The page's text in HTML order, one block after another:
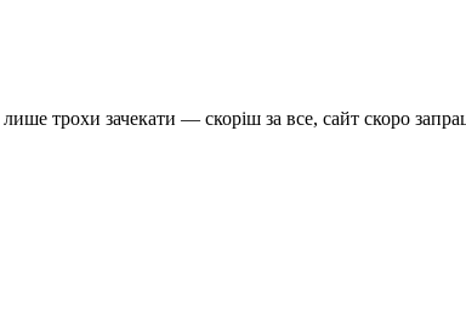
трохи зачекати — скоріш за все, сайт скоро